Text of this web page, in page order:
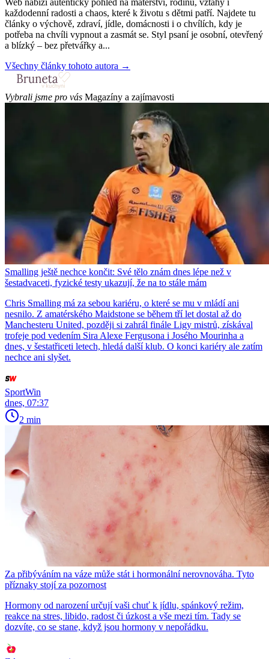
Web nabízí autentický pohled na mateřství, rodinu, vztahy i
každodenní radosti a chaos, které k životu s dětmi patří. Najdete tu
články o výchově, zdraví, jídle, domácnosti i o chvílích, kdy je
potřeba na chvíli vypnout a zasmát se. Styl psaní je osobní, otevřený
a blízký – bez přetvářky a...
Všechny články tohoto autora →
Vybrali jsme pro vás Magazíny a zajímavosti
Smalling ještě nechce končit: Své tělo znám dnes lépe než v
šestadvaceti, fyzické testy ukazují, že na to stále mám
Chris Smalling má za sebou kariéru, o které se mu v mládí ani
nesnilo. Z amatérského Maidstone se během tří let dostal až do
Manchesteru United, později si zahrál finále Ligy mistrů, získával
trofeje pod vedením Sira Alexe Fergusona i Josého Mourinha a
dnes, v šestatřiceti letech, hledá další klub. O konci kariéry ale zatím
nechce ani slyšet.
SportWin
dnes, 07:37
2 min
Za přibýváním na váze může stát i hormonální nerovnováha. Tyto
příznaky stojí za pozornost
Hormony od narození určují vaši chuť k jídlu, spánkový režim,
reakce na stres, libido, radost či úzkost a vše mezi tím. Tady se
dozvíte, co se stane, když jsou hormony v nepořádku.